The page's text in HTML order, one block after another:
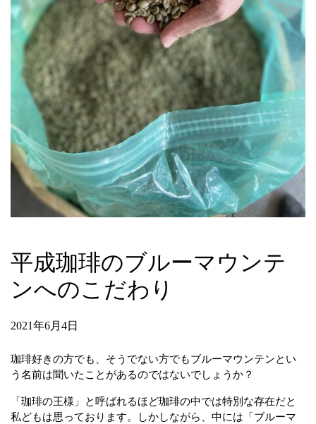
平成珈琲のブルーマウンテ
ンへのこだわり
2021年6月4日
珈琲好きの方でも、そうでない方でもブルーマウンテンとい
う名前は聞いたことがあるのではないでしょうか？
「珈琲の王様」と呼ばれるほど珈琲の中では特別な存在だと
私どもは思っております。しかしながら、中には「ブルーマ